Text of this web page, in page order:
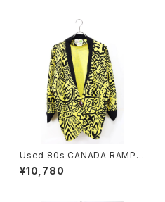
Used 80s CANADA RAMPA
GE Yellow×Black Pique Mi
ddle Design Jacket Size S
¥10,780